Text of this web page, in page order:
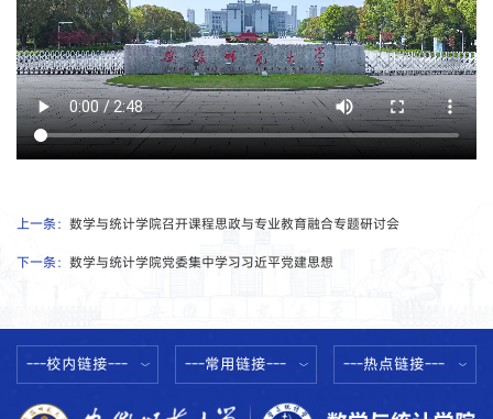
上一条： 数学与统计学院召开课程思政与专业教育融合专题研讨会
下一条： 数学与统计学院党委集中学习习近平党建思想
---校内链接--- ---常用链接--- ---热点链接---